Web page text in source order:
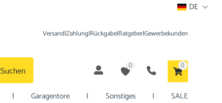
DE
Suchen
Versand|Zahlung|Rückgabe|Ratgeber|Gewerbekunden
0 0
| Garagentore | Sonstiges | SALE